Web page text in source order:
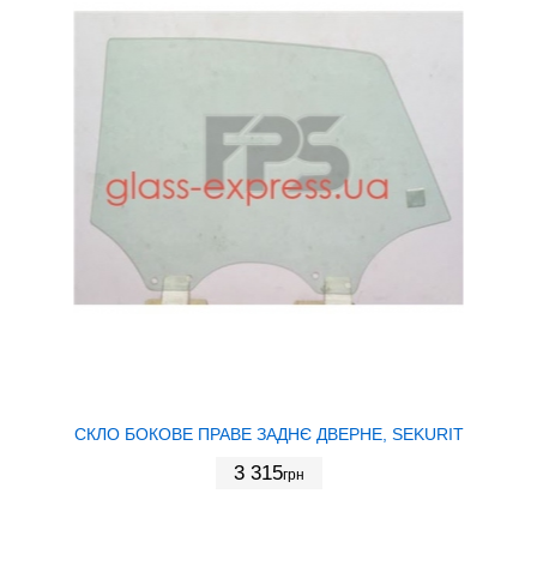
СКЛО БОКОВЕ ПРАВЕ ЗАДНЄ ДВЕРНЕ, SEKURIT
3 315грн